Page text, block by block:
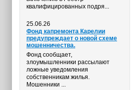
квалифицированных подря...
25.06.26
Фонд капремонта Карелии
предупреждает о новой схеме
мошенничества.
Фонд сообщает,
злоумышленники рассылают
ложные уведомления
собственникам жилья.
Мошенники ...